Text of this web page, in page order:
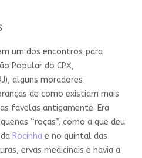
um dos encontros para
Popular do CPX,
alguns moradores
de como existiam mais
favelas antigamente. Era
“roças”, como a que deu
Rocinha e no quintal das
ervas medicinais e havia a